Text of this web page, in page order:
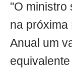
"O ministro
na próxima
Anual um